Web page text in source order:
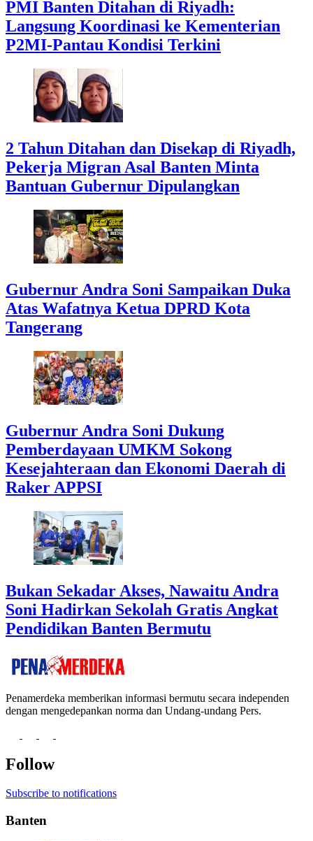
PMI Banten Ditahan di Riyadh:
Langsung Koordinasi ke Kementerian
P2MI-Pantau Kondisi Terkini
2 Tahun Ditahan dan Disekap di Riyadh,
Pekerja Migran Asal Banten Minta
Bantuan Gubernur Dipulangkan
Gubernur Andra Soni Sampaikan Duka
Atas Wafatnya Ketua DPRD Kota
Tangerang
Gubernur Andra Soni Dukung
Pemberdayaan UMKM Sokong
Kesejahteraan dan Ekonomi Daerah di
Raker APPSI
Bukan Sekadar Akses, Nawaitu Andra
Soni Hadirkan Sekolah Gratis Angkat
Pendidikan Banten Bermutu
Penamerdeka memberikan informasi bermutu secara independen
dengan mengedepankan norma dan Undang-undang Pers.
Follow
Subscribe to notifications
Banten